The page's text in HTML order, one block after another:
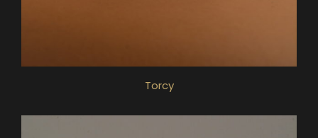
Torcy